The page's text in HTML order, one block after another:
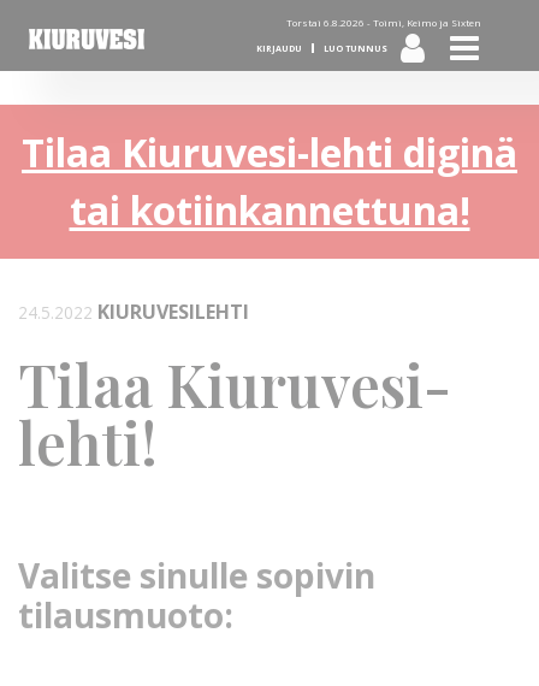
Torstai 6.8.2026 - Toimi, Keimo ja Sixten
KIRJAUDU LUO TUNNUS
Tilaa Kiuruvesi-lehti diginä
tai kotiinkannettuna!
24.5.2022 KIURUVESILEHTI
Tilaa Kiuruvesi-
lehti!
Valitse sinulle sopivin
tilausmuoto: